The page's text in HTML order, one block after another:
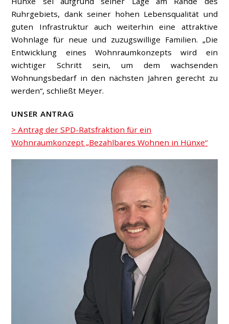
Ruhrgebiets, dank seiner hohen Lebensqualität und
guten Infrastruktur auch weiterhin eine attraktive
Wohnlage für neue und zuzugswillige Familien. „Die
Entwicklung eines Wohnraumkonzepts wird ein
wichtiger Schritt sein, um dem wachsenden
Wohnungsbedarf in den nächsten Jahren gerecht zu
werden“, schließt Meyer.
UNSER ANTRAG
> Antrag der SPD-Ratsfraktion für ein
Wohnraumkonzept „Bezahlbares Wohnen in Hünxe“